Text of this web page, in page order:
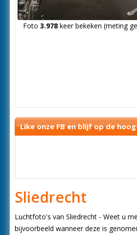
Foto 3.978keer bekeken (meting
Like onze FB en blijf op de
Sliedrecht
Luchtfoto's van Sliedrecht - Weet u
bijvoorbeeld wanneer deze is